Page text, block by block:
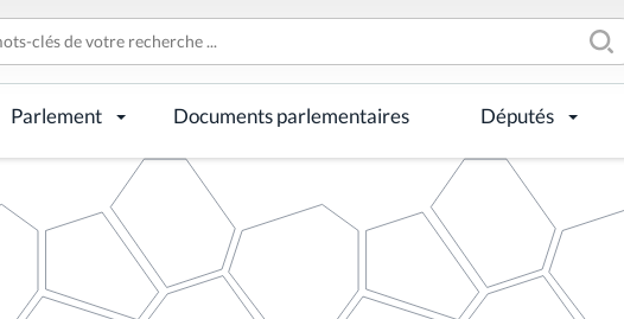
Parlement Documents parlementaires Députés